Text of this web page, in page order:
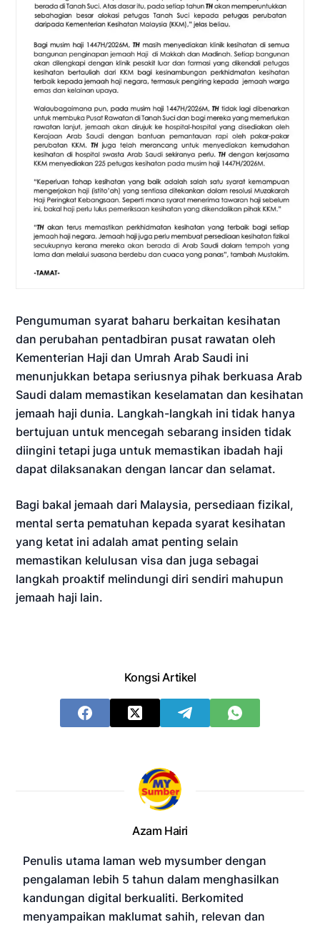
Pengumuman syarat baharu berkaitan kesihatan
dan perubahan pentadbiran pusat rawatan oleh
Kementerian Haji dan Umrah Arab Saudi ini
menunjukkan betapa seriusnya pihak berkuasa Arab
Saudi dalam memastikan keselamatan dan kesihatan
jemaah haji dunia. Langkah-langkah ini tidak hanya
bertujuan untuk mencegah sebarang insiden tidak
diingini tetapi juga untuk memastikan ibadah haji
dapat dilaksanakan dengan lancar dan selamat.
Bagi bakal jemaah dari Malaysia, persediaan fizikal,
mental serta pematuhan kepada syarat kesihatan
yang ketat ini adalah amat penting selain
memastikan kelulusan visa dan juga sebagai
langkah proaktif melindungi diri sendiri mahupun
jemaah haji lain.
Kongsi Artikel
Azam Hairi
Penulis utama laman web mysumber dengan
pengalaman lebih 5 tahun dalam menghasilkan
kandungan digital berkualiti. Berkomited
menyampaikan maklumat sahih, relevan dan